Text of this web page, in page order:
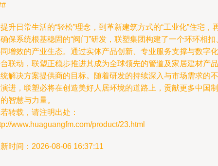
升日常生活的“轻松”理念，到革新建筑方式的“工业化”住宅，
保系统根基稳固的“阀门”研发，联塑集团构建了一个环环相扣
增效的产业生态。通过实体产品创新、专业服务支撑与数字化
联动，联塑正稳步推进其成为全球领先的管道及家居建材产品
解决方案提供商的目标。随着研发的持续深入与市场需求的不
进，联塑必将在创造美好人居环境的道路上，贡献更多中国制
智慧与力量。
转载，请注明出处：
www.huaguangfm.com/product/23.html
时间：2026-08-06 16:37:11